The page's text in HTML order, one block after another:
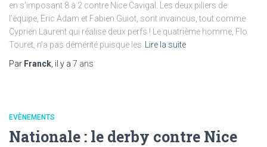
en s’imposant 8 à 2 contre Nice Cavigal. Les deux piliers de
l’équipe, Eric Adam et Fabien Guiot, sont invaincus, tout comme
Cyprien Laurent qui réalise deux perfs ! Le quatrième homme, Flo
Touret, n’a pas démérité puisque les
Lire la suite
Par Franck , il y a 7 ans
EVÈNEMENTS
Nationale : le derby contre Nice